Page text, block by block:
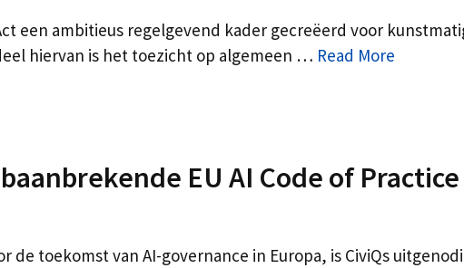
een ambitieus regelgevend kader gecreëerd voor
hiervan is het toezicht op algemeen … Read More
EU AI Code of Practice
de toekomst van AI-governance in Europa, is CiviQs